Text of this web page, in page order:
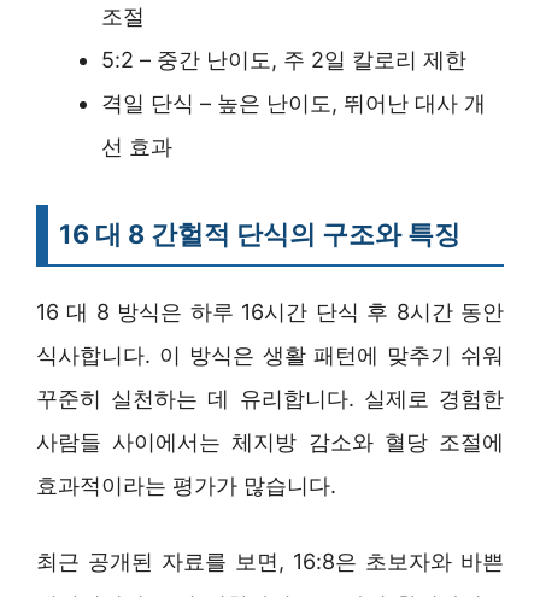
조절
5:2 – 중간 난이도, 주 2일 칼로리 제한
격일 단식 – 높은 난이도, 뛰어난 대사 개
선 효과
16 대 8 간헐적 단식의 구조와 특징
16 대 8 방식은 하루 16시간 단식 후 8시간 동안
식사합니다. 이 방식은 생활 패턴에 맞추기 쉬워
꾸준히 실천하는 데 유리합니다. 실제로 경험한
사람들 사이에서는 체지방 감소와 혈당 조절에
효과적이라는 평가가 많습니다.
최근 공개된 자료를 보면, 16:8은 초보자와 바쁜